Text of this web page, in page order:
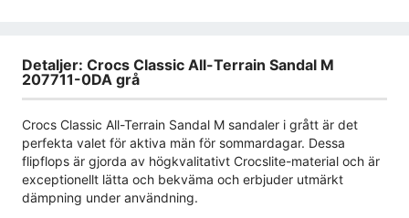
Detaljer: Crocs Classic All-Terrain Sandal M
207711-0DA grå
Crocs Classic All-Terrain Sandal M sandaler i grått är det
perfekta valet för aktiva män för sommardagar. Dessa
flipflops är gjorda av högkvalitativt Crocslite-material och är
exceptionellt lätta och bekväma och erbjuder utmärkt
dämpning under användning.